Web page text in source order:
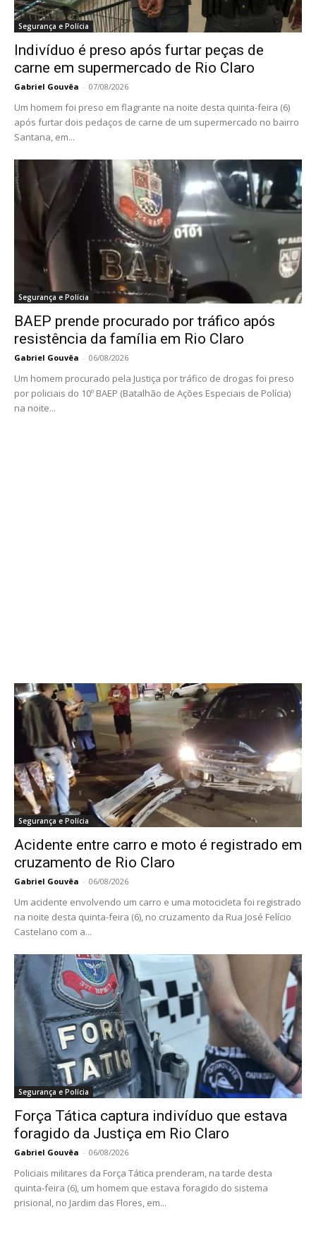
Segurança e Polícia
Indivíduo é preso após furtar peças de
carne em supermercado de Rio Claro
Gabriel Gouvêa - 07/08/2026
Um homem foi preso em flagrante na noite desta quinta-feira (6)
após furtar dois pedaços de carne de um supermercado no bairro
Santana, em...
Segurança e Polícia
BAEP prende procurado por tráfico após
resistência da família em Rio Claro
Gabriel Gouvêa - 06/08/2026
Um homem procurado pela Justiça por tráfico de drogas foi preso
por policiais do 10º BAEP (Batalhão de Ações Especiais de Polícia)
na noite...
Segurança e Polícia
Acidente entre carro e moto é registrado em
cruzamento de Rio Claro
Gabriel Gouvêa - 06/08/2026
Um acidente envolvendo um carro e uma motocicleta foi registrado
na noite desta quinta-feira (6), no cruzamento da Rua José Felício
Castelano com a...
Segurança e Polícia
Força Tática captura indivíduo que estava
foragido da Justiça em Rio Claro
Gabriel Gouvêa - 06/08/2026
Policiais militares da Força Tática prenderam, na tarde desta
quinta-feira (6), um homem que estava foragido do sistema
prisional, no Jardim das Flores, em...